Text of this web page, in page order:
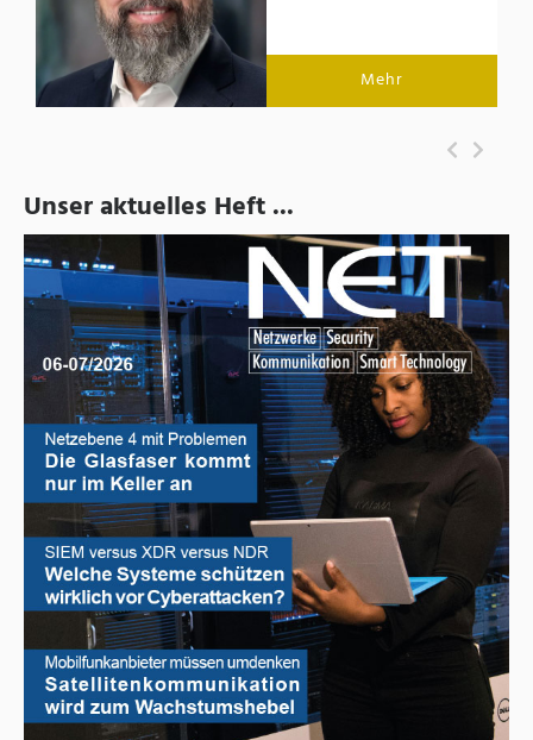
Mehr
Unser aktuelles Heft ...